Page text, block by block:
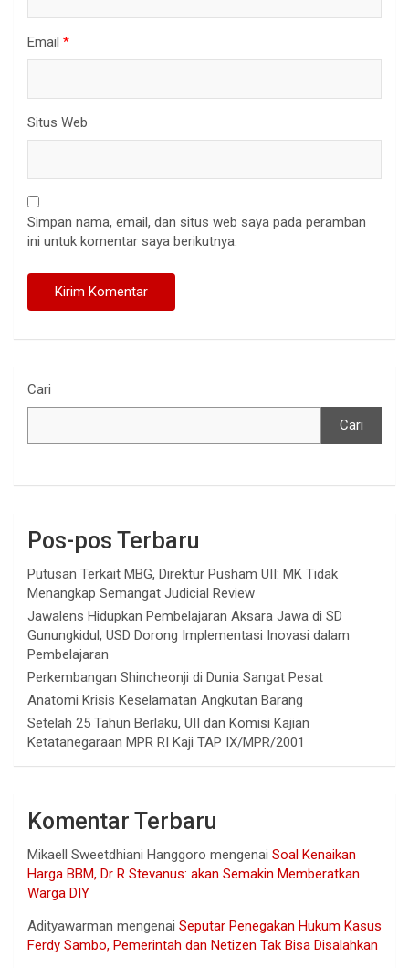
Email *
Situs Web
Simpan nama, email, dan situs web saya pada peramban
ini untuk komentar saya berikutnya.
Cari
Cari
Pos-pos Terbaru
Putusan Terkait MBG, Direktur Pusham UII: MK Tidak
Menangkap Semangat Judicial Review
Jawalens Hidupkan Pembelajaran Aksara Jawa di SD
Gunungkidul, USD Dorong Implementasi Inovasi dalam
Pembelajaran
Perkembangan Shincheonji di Dunia Sangat Pesat
Anatomi Krisis Keselamatan Angkutan Barang
Setelah 25 Tahun Berlaku, UII dan Komisi Kajian
Ketatanegaraan MPR RI Kaji TAP IX/MPR/2001
Komentar Terbaru
Mikaell Sweetdhiani Hanggoro mengenai Soal Kenaikan
Harga BBM, Dr R Stevanus: akan Semakin Memberatkan
Warga DIY
Adityawarman mengenai Seputar Penegakan Hukum Kasus
Ferdy Sambo, Pemerintah dan Netizen Tak Bisa Disalahkan